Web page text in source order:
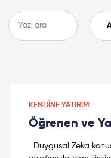
KENDINE YATIRIM
Öğrenen ve